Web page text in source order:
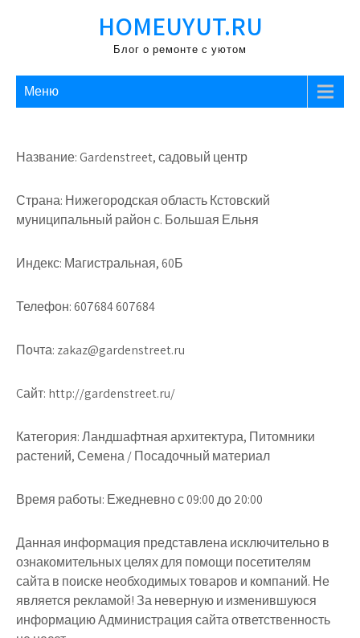
HOMEUYUT.RU
Блог о ремонте с уютом
Меню
Название: Gardenstreet, садовый центр
Страна: Нижегородская область Кстовский
муниципальный район с. Большая Ельня
Индекс: Магистральная, 60Б
Телефон: 607684 607684
Почта: zakaz@gardenstreet.ru
Cайт: http://gardenstreet.ru/
Категория: Ландшафтная архитектура, Питомники
растений, Семена / Посадочный материал
Время работы: Ежедневно с 09:00 до 20:00
Данная информация представлена исключительно в
ознакомительных целях для помощи посетителям
сайта в поиске необходимых товаров и компаний. Не
является рекламой! За неверную и изменившуюся
информацию Администрация сайта ответственность